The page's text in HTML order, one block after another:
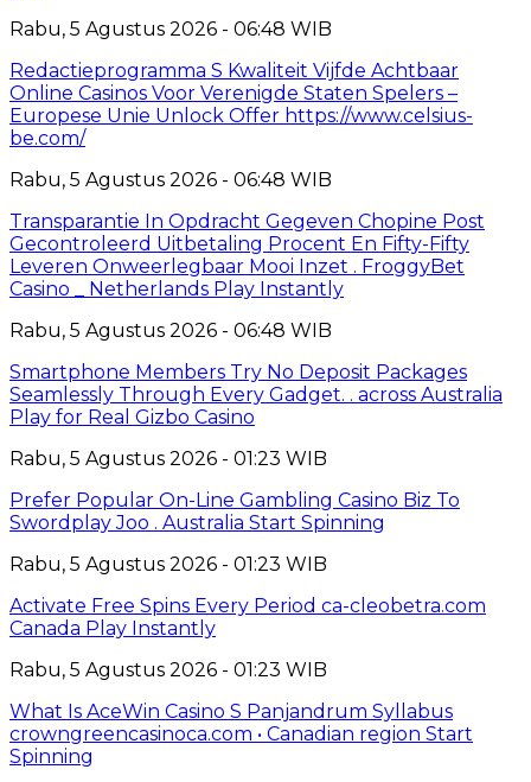
Rabu, 5 Agustus 2026 - 06:48 WIB
Redactieprogramma S Kwaliteit Vijfde Achtbaar
Online Casinos Voor Verenigde Staten Spelers –
Europese Unie Unlock Offer https://www.celsius-
be.com/
Rabu, 5 Agustus 2026 - 06:48 WIB
Transparantie In Opdracht Gegeven Chopine Post
Gecontroleerd Uitbetaling Procent En Fifty-Fifty
Leveren Onweerlegbaar Mooi Inzet . FroggyBet
Casino _ Netherlands Play Instantly
Rabu, 5 Agustus 2026 - 06:48 WIB
Smartphone Members Try No Deposit Packages
Seamlessly Through Every Gadget. . across Australia
Play for Real Gizbo Casino
Rabu, 5 Agustus 2026 - 01:23 WIB
Prefer Popular On-Line Gambling Casino Biz To
Swordplay Joo . Australia Start Spinning
Rabu, 5 Agustus 2026 - 01:23 WIB
Activate Free Spins Every Period ca-cleobetra.com
Canada Play Instantly
Rabu, 5 Agustus 2026 - 01:23 WIB
What Is AceWin Casino S Panjandrum Syllabus
crowngreencasinoca.com • Canadian region Start
Spinning